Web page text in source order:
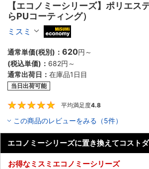
【エコノミーシリーズ】ポリエス
らPUコーティング）
ミスミ
通常単価(税別)： 620円 ～
(税込単価)： 682円 ～
通常出荷日： 在庫品1日目
当日出荷可能
平均満足度4.8
この商品のレビューをみる（5件）
エコノミーシリーズに置き換えてコストダ
お得なミスミエコノミーシリーズ